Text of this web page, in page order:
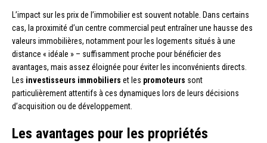
L’impact sur les prix de l’immobilier est souvent notable. Dans certains
cas, la proximité d’un centre commercial peut entraîner une hausse des
valeurs immobilières, notamment pour les logements situés à une
distance « idéale » – suffisamment proche pour bénéficier des
avantages, mais assez éloignée pour éviter les inconvénients directs.
Les investisseurs immobiliers et les promoteurs sont
particulièrement attentifs à ces dynamiques lors de leurs décisions
d’acquisition ou de développement.
Les avantages pour les propriétés